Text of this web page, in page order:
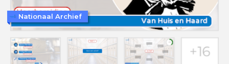
Nationaal Archief